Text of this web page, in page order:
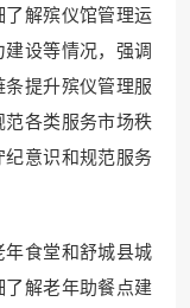
解殡仪馆管理运
设等情况，强调
提升殡仪管理服
各类服务市场秩
意识和规范服务
食堂和舒城县城
解老年助餐点建